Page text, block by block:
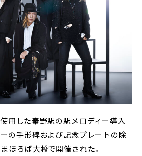
用した秦野駅の駅メロディー導入
の手形碑および記念プレートの除
ほろば大橋で開催された。